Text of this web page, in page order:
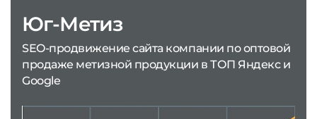
Юг-Метиз
SEO-продвижение сайта компании по оптовой
продаже метизной продукции в ТОП Яндекс и
Google